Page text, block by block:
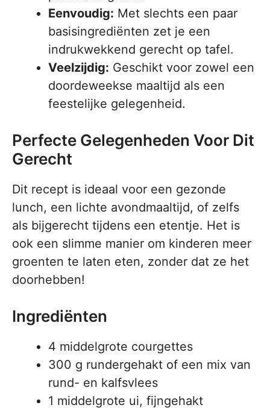
Eenvoudig: Met slechts een paar
basisingrediënten zet je een
indrukwekkend gerecht op tafel.
Veelzijdig: Geschikt voor zowel een
doordeweekse maaltijd als een
feestelijke gelegenheid.
Perfecte Gelegenheden Voor Dit
Gerecht
Dit recept is ideaal voor een gezonde
lunch, een lichte avondmaaltijd, of zelfs
als bijgerecht tijdens een etentje. Het is
ook een slimme manier om kinderen meer
groenten te laten eten, zonder dat ze het
doorhebben!
Ingrediënten
4 middelgrote courgettes
300 g rundergehakt of een mix van
rund- en kalfsvlees
1 middelgrote ui, fijngehakt